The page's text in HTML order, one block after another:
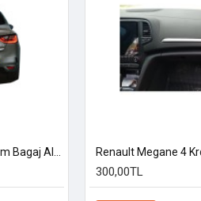
300,00TL